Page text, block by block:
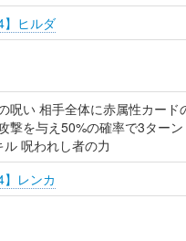
】ヒルダ
呪い 相手全体に赤属性カード
撃を与え50%の確率で3ター
ル 呪われし者の力
】レンカ